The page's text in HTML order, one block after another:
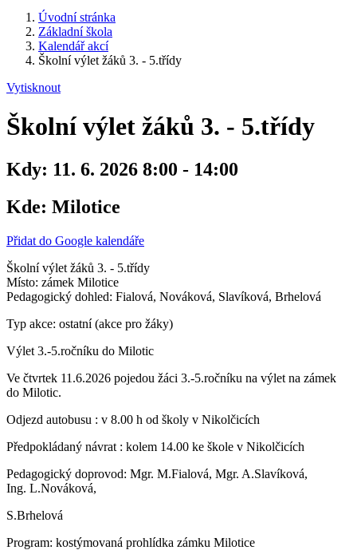
Úvodní stránka
Základní škola
Kalendář akcí
Školní výlet žáků 3. - 5.třídy
Vytisknout
Školní výlet žáků 3. - 5.třídy
Kdy: 11. 6. 2026 8:00 - 14:00
Kde: Milotice
Přidat do Google kalendáře
Školní výlet žáků 3. - 5.třídy
Místo: zámek Milotice
Pedagogický dohled: Fialová, Nováková, Slavíková, Brhelová
Typ akce: ostatní (akce pro žáky)
Výlet 3.-5.ročníku do Milotic
Ve čtvrtek 11.6.2026 pojedou žáci 3.-5.ročníku na výlet na zámek
do Milotic.
Odjezd autobusu : v 8.00 h od školy v Nikolčicích
Předpokládaný návrat : kolem 14.00 ke škole v Nikolčicích
Pedagogický doprovod: Mgr. M.Fialová, Mgr. A.Slavíková,
Ing. L.Nováková,
S.Brhelová
Program: kostýmovaná prohlídka zámku Milotice